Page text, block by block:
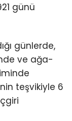
günü
günlerde,
ve ağa-
teşvikiyle 6